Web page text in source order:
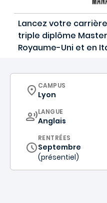
Lancez votre
triple diplôme
Royaume-Uni et en
CURRICULUM
CAMPUS
Lyon
CURRICULUM
LANGUE
Anglais
RENTRÉES
Septembre
(présentiel)